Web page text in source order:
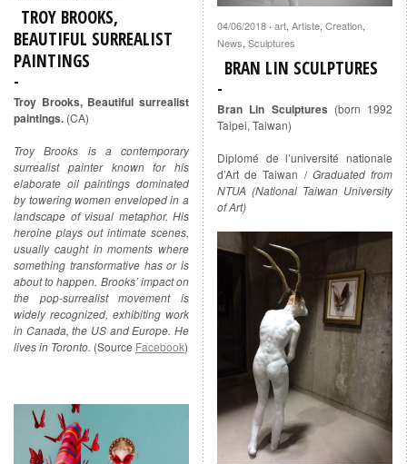
TROY BROOKS,
BEAUTIFUL SURREALIST
PAINTINGS
Troy Brooks, Beautiful surrealist
paintings. (CA)
Troy Brooks is a contemporary
surrealist painter known for his
elaborate oil paintings dominated
by towering women enveloped in a
landscape of visual metaphor. His
heroine plays out intimate scenes,
usually caught in moments where
something transformative has or is
about to happen. Brooks’ impact on
the pop-surrealist movement is
widely recognized, exhibiting work
in Canada, the US and Europe. He
lives in Toronto. (Source Facebook)
04/06/2018 · art, Artiste, Creation,
News, Sculptures
BRAN LIN SCULPTURES
Bran Lin Sculptures (born 1992
Taipei, Taiwan)
Diplomé de l’université nationale
d’Art de Taiwan / Graduated from
NTUA (National Taiwan University
of Art)